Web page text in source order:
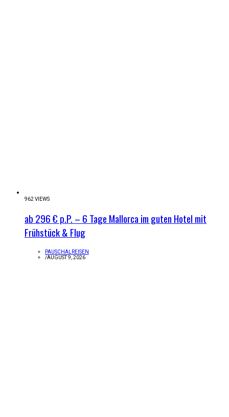
962 VIEWS
ab 296 € p.P. – 6 Tage Mallorca im guten Hotel mit
Frühstück & Flug
PAUSCHALREISEN
/AUGUST 9, 2026